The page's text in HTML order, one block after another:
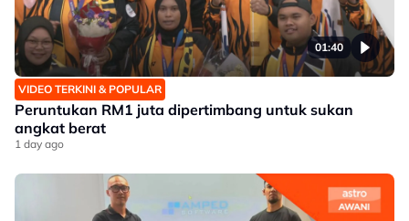
01:40
VIDEO TERKINI & POPULAR
Peruntukan RM1 juta dipertimbang untuk sukan
angkat berat
1 day ago